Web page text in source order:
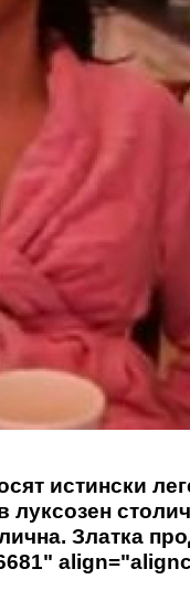
истински
луксозен
Златка